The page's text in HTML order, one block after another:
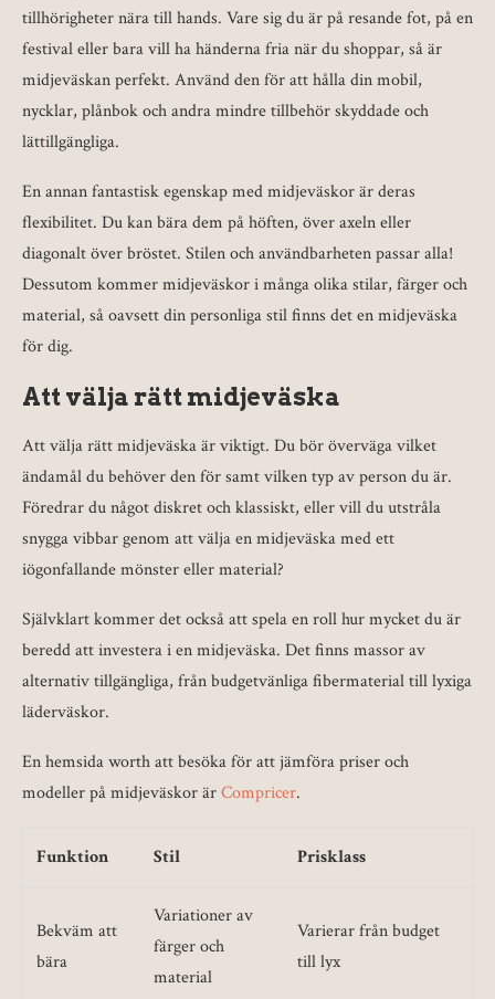
tillhörigheter nära till hands. Vare sig du är på resande fot, på en
festival eller bara vill ha händerna fria när du shoppar, så är
midjeväskan perfekt. Använd den för att hålla din mobil,
nycklar, plånbok och andra mindre tillbehör skyddade och
lättillgängliga.
En annan fantastisk egenskap med midjeväskor är deras
flexibilitet. Du kan bära dem på höften, över axeln eller
diagonalt över bröstet. Stilen och användbarheten passar alla!
Dessutom kommer midjeväskor i många olika stilar, färger och
material, så oavsett din personliga stil finns det en midjeväska
för dig.
Att välja rätt midjeväska
Att välja rätt midjeväska är viktigt. Du bör överväga vilket
ändamål du behöver den för samt vilken typ av person du är.
Föredrar du något diskret och klassiskt, eller vill du utstråla
snygga vibbar genom att välja en midjeväska med ett
iögonfallande mönster eller material?
Självklart kommer det också att spela en roll hur mycket du är
beredd att investera i en midjeväska. Det finns massor av
alternativ tillgängliga, från budgetvänliga fibermaterial till lyxiga
läderväskor.
En hemsida worth att besöka för att jämföra priser och
modeller på midjeväskor ärCompricer.
Funktion Stil Prisklass
Bekväm att
bära
Variationer av
färger och
material
Varierar från budget
till lyx